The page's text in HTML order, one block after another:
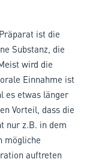
ist die
Substanz, die
wird die
Einnahme ist
es etwas länger
Vorteil, dass die
nur z.B. in dem
mögliche
auftreten